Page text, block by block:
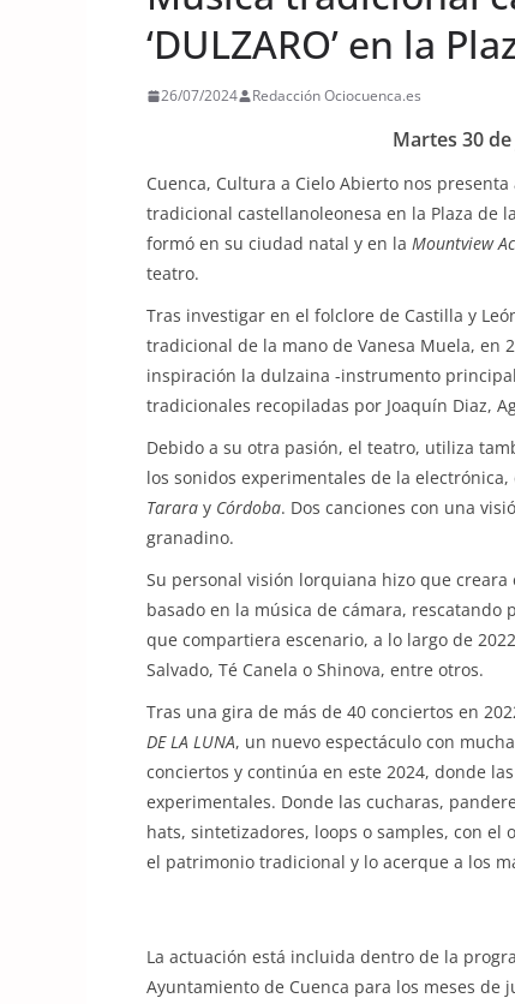
‘DULZARO’ en la
26/07/2024 Redacción Ociocuenca.es
Martes 30
Cuenca, Cultura a Cielo Abierto nos presenta
tradicional castellanoleonesa en la Plaza de
formó en su ciudad natal y en la Mountview
teatro.
Tras investigar en el folclore de Castilla y
tradicional de la mano de Vanesa Muela, en
inspiración la dulzaina -instrumento
tradicionales recopiladas por Joaquín Diaz,
Debido a su otra pasión, el teatro, utiliza
los sonidos experimentales de la
Tarara y Córdoba. Dos canciones con una
granadino.
Su personal visión lorquiana hizo que creara
basado en la música de cámara, rescatando
que compartiera escenario, a lo largo de
Salvado, Té Canela o Shinova, entre otros.
Tras una gira de más de 40 conciertos en
DE LA LUNA, un nuevo espectáculo con
conciertos y continúa en este 2024, donde
experimentales. Donde las cucharas,
hats, sintetizadores, loops o samples, con
el patrimonio tradicional y lo acerque a los
La actuación está incluida dentro de la
Ayuntamiento de Cuenca para los meses de